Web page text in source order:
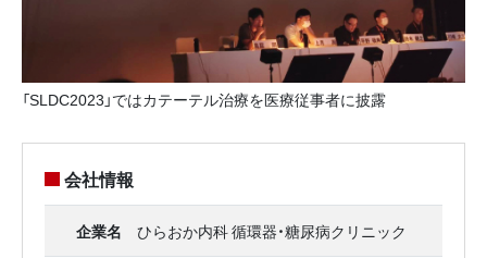
「SLDC2023」ではカテーテル治療を医療従事者に披露
会社情報
企業名 ひらおか内科 循環器・糖尿病クリニック